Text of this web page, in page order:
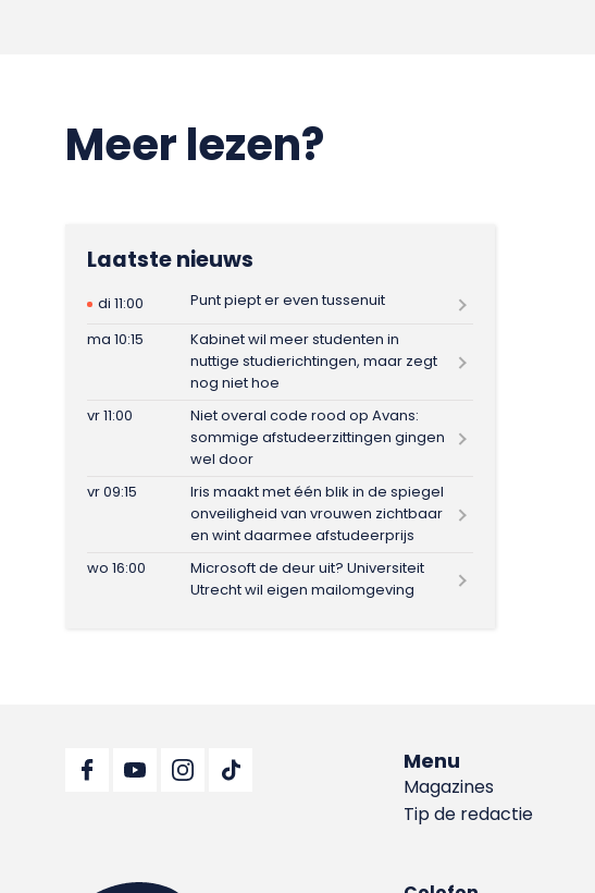
Meer lezen?
Laatste nieuws
di 11:00
Punt piept er even tussenuit
ma 10:15
Kabinet wil meer studenten in
nuttige studierichtingen, maar zegt
nog niet hoe
vr 11:00
Niet overal code rood op Avans:
sommige afstudeerzittingen gingen
wel door
vr 09:15
Iris maakt met één blik in de spiegel
onveiligheid van vrouwen zichtbaar
en wint daarmee afstudeerprijs
wo 16:00
Microsoft de deur uit? Universiteit
Utrecht wil eigen mailomgeving
Menu
Magazines
Tip de redactie